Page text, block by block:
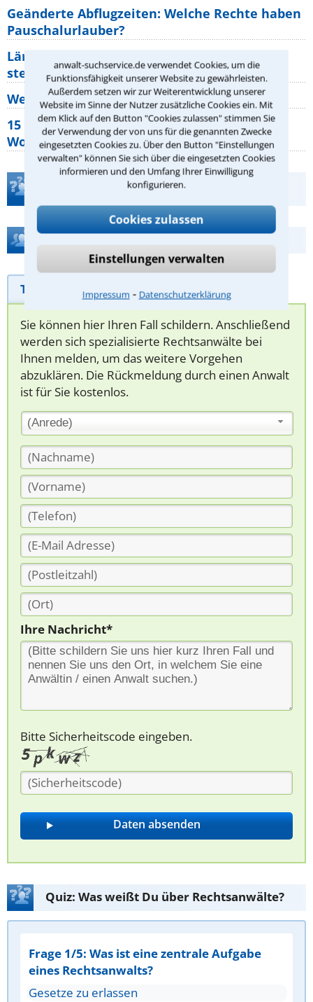
anwalt-suchservice.de verwendet Cookies, um die
Funktionsfähigkeit unserer Website zu gewährleisten.
Außerdem setzen wir zur Weiterentwicklung unserer
Website im Sinne der Nutzer zusätzliche Cookies ein. Mit
dem Klick auf den Button "Cookies zulassen" stimmen Sie
der Verwendung der von uns für die genannten Zwecke
eingesetzten Cookies zu. Über den Button "Einstellungen
verwalten" können Sie sich über die eingesetzten Cookies
informieren und den Umfang Ihrer Einwilligung
konfigurieren.
Cookies zulassen
Einstellungen verwalten
Impressum ⁃ Datenschutzerklärung
Geänderte Abflugzeiten: Welche Rechte haben
Pauschalurlauber?
Lärm von den Nachbarn: Welche Rechte
stehen mir zu?
Wer muss Zweitwohnungssteuer zahlen?
15 elementare Rechte, die jeder
Wohnungseigentümer kennen sollte
Teste Dein Rechtswissen
Hilfe bei Ihrer Anwaltsuche?
Telefonhilfe Beratungsanfrage
Sie können hier Ihren Fall schildern. Anschließend
werden sich spezialisierte Rechtsanwälte bei
Ihnen melden, um das weitere Vorgehen
abzuklären. Die Rückmeldung durch einen Anwalt
ist für Sie kostenlos.
(Anrede)
Ihre Nachricht*
Bitte Sicherheitscode eingeben.
Quiz: Was weißt Du über Rechtsanwälte?
Frage 1/5: Was ist eine zentrale Aufgabe
eines Rechtsanwalts?
Gesetze zu erlassen